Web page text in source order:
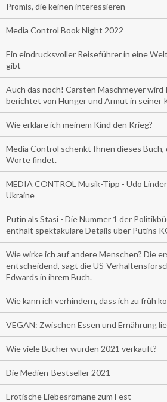
Promis, die keinen interessieren
Media Control Book Night 2022
Ein eindrucksvoller Reiseführer in eine
gibt
Auch das noch! Carsten Maschmeyer
berichtet von Hunger und Armut in seiner
Wie erkläre ich meinem Kind den Krieg?
Media Control schenkt Ihnen dieses Buch,
Worte findet.
MEDIA CONTROL Musik-Tipp - Udo
Ukraine
Putin als Stasi - Die Nummer 1 der
enthält spektakuläre Details über Putins
Wie wirke ich auf andere Menschen? Die
entscheidend, sagt die US-
Edwards in ihrem Buch.
Wie kann ich verhindern, dass ich zu früh
VEGAN: Zwischen Essen und Ernährung
Wie viele Bücher wurden 2021 verkauft?
Die Medien-Bestseller 2021
Erotische Liebesromane zum Fest